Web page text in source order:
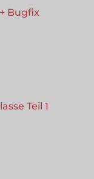
Bugfix
Teil 1